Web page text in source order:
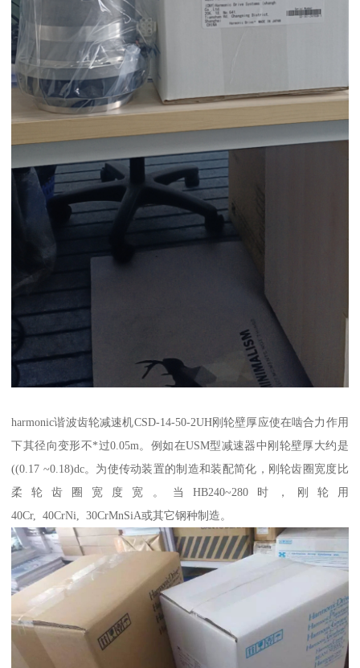
harmonic谐波齿轮减速机CSD-14-50-2UH刚轮壁厚应使在啮合力作用
下其径向变形不*过0.05m。例如在USM型减速器中刚轮壁厚大约是
((0.17 ~0.18)dc。为使传动装置的制造和装配简化，刚轮齿圈宽度比
柔轮齿圈宽度宽。当HB240~280时，刚轮用
40Cr, 40CrNi, 30CrMnSiA或其它钢种制造。